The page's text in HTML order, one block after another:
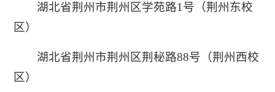
湖北省荆州市荆州区学苑路1号（荆州东校
区）
湖北省荆州市荆州区荆秘路88号（荆州西校
区）